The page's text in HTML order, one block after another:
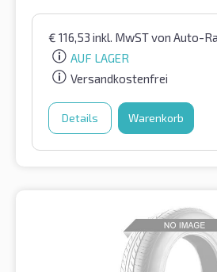
€ 116,53 inkl. MwSTvon Auto-
AUF LAGER
Versandkostenfrei
Details Warenkorb